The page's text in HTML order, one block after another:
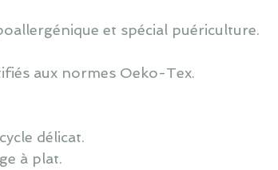
et spécial puériculture.
aux normes Oeko-Tex.
délicat.
à plat.